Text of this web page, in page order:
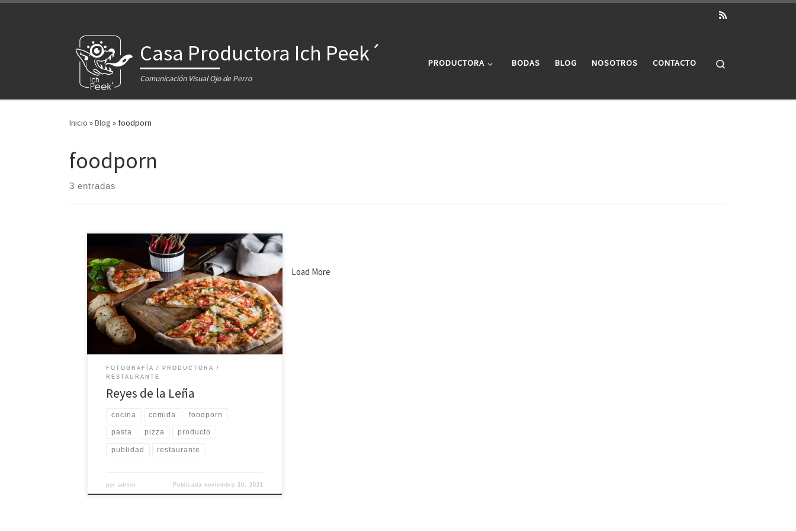
Casa Productora Ich Peek´
Comunicación Visual Ojo de Perro
PRODUCTORA BODAS BLOG NOSOTROS CONTACTO
Inicio »Blog »foodporn
foodporn
3 entradas
Creamos la imagen visual para el nuevo menú de
este restaurante ubicado en uno de los barrios más
icónicos de la Perla Tapatía. Octubre 2021 – Reyes
de la Leña, Guadalajara, Jalisco. Todas las
fotografías, vídeos, ilustraciones y creaciones
artísticas son obra autora de Casa Productora Ich
Peek´® así como […]
FOTOGRAFÍA
PRODUCTORA
RESTAURANTE
Reyes de la Leña
cocina comida foodporn
pasta pizza producto
publidad restaurante
poradmin Publicada noviembre 20, 2021
Load More